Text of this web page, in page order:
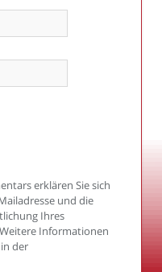
erklären Sie sich
und die
Ihres
Informationen
der